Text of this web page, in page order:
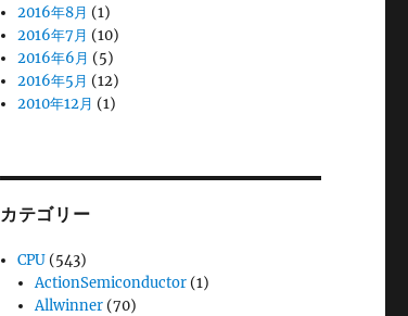
2016年8月 (1)
2016年7月 (10)
2016年6月 (5)
2016年5月 (12)
2010年12月 (1)
カテゴリー
CPU (543)
ActionSemiconductor (1)
Allwinner (70)